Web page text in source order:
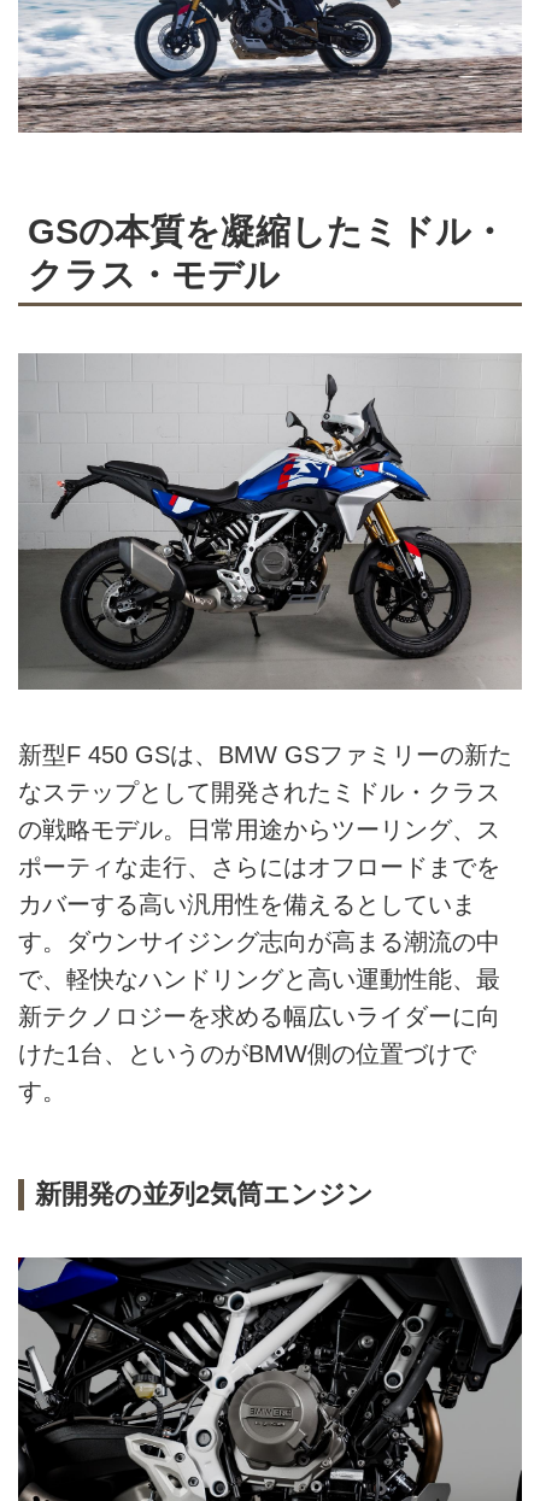
GSの本質を凝縮したミドル・
クラス・モデル
新型F 450 GSは、BMW GSファミリーの新た
なステップとして開発されたミドル・クラス
の戦略モデル。日常用途からツーリング、ス
ポーティな走行、さらにはオフロードまでを
カバーする高い汎用性を備えるとしていま
す。ダウンサイジング志向が高まる潮流の中
で、軽快なハンドリングと高い運動性能、最
新テクノロジーを求める幅広いライダーに向
けた1台、というのがBMW側の位置づけで
す。
新開発の並列2気筒エンジン